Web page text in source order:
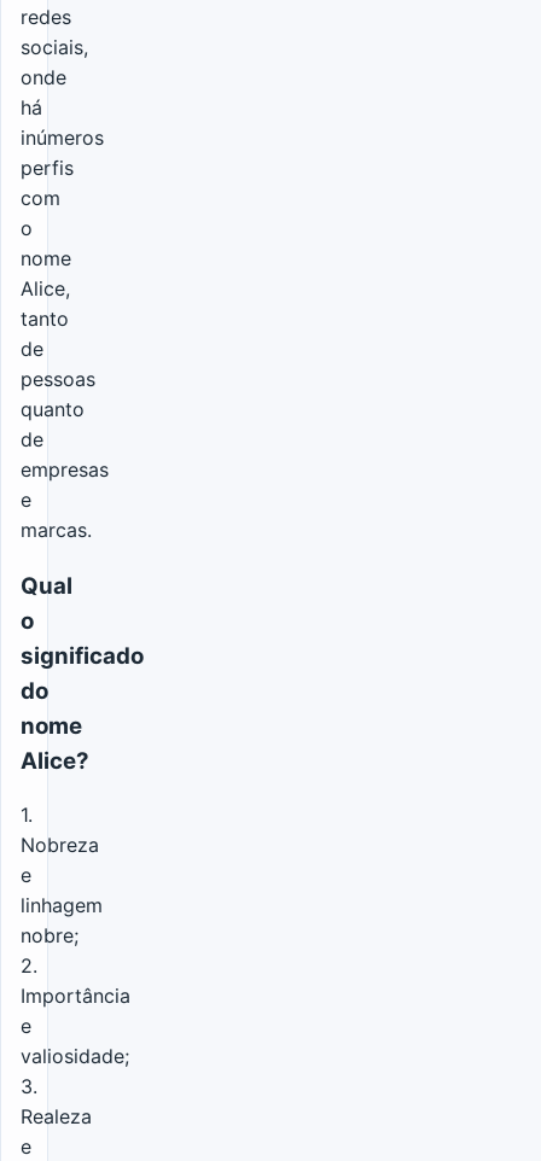
redes
sociais,
onde
há
inúmeros
perfis
com
o
nome
Alice,
tanto
de
pessoas
quanto
de
empresas
e
marcas.
Qual
o
significado
do
nome
Alice?
1.
Nobreza
e
linhagem
nobre;
2.
Importância
e
valiosidade;
3.
Realeza
e